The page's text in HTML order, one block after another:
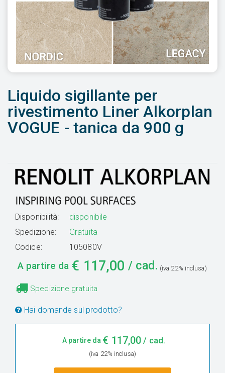
Liquido sigillante per
rivestimento Liner Alkorplan
VOGUE - tanica da 900 g
Disponibilità:
disponibile
Spedizione:
Gratuita
Codice:
105080V
A partire da € 117,00 / cad. (iva 22% inclusa)
Spedizione gratuita
Hai domande sul prodotto?
A partire da € 117,00 / cad.
(iva 22% inclusa)